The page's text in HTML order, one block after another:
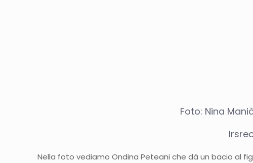
Foto: Nina
Nella foto vediamo Ondina Peteani che dà un bacio al